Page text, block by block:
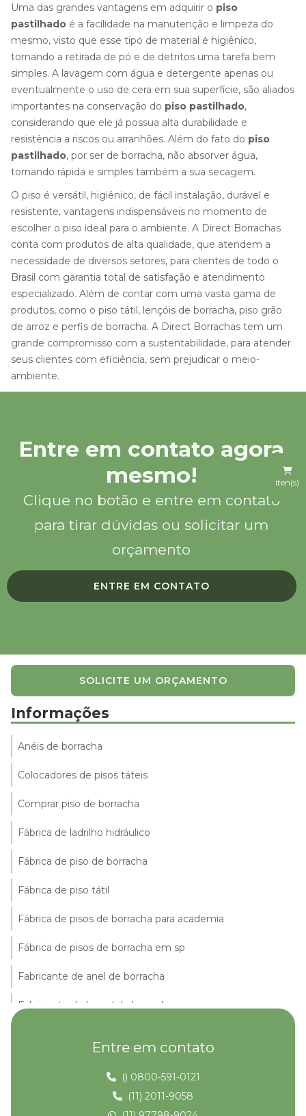
iten(s)
Uma das grandes vantagens em adquirir o piso
pastilhado é a facilidade na manutenção e limpeza do
mesmo, visto que esse tipo de material é higiênico,
tornando a retirada de pó e de detritos uma tarefa bem
simples. A lavagem com água e detergente apenas ou
eventualmente o uso de cera em sua superfície, são aliados
importantes na conservação do piso pastilhado,
considerando que ele já possua alta durabilidade e
resistência a riscos ou arranhões. Além do fato do piso
pastilhado, por ser de borracha, não absorver água,
tornando rápida e simples também a sua secagem.
O piso é versátil, higiênico, de fácil instalação, durável e
resistente, vantagens indispensáveis no momento de
escolher o piso ideal para o ambiente. A Direct Borrachas
conta com produtos de alta qualidade, que atendem a
necessidade de diversos setores, para clientes de todo o
Brasil com garantia total de satisfação e atendimento
especializado. Além de contar com uma vasta gama de
produtos, como o piso tátil, lençóis de borracha, piso grão
de arroz e perfis de borracha. A Direct Borrachas tem um
grande compromisso com a sustentabilidade, para atender
seus clientes com eficiência, sem prejudicar o meio-
ambiente.
Entre em contato agora
mesmo!
Clique no botão e entre em contato
para tirar dúvidas ou solicitar um
orçamento
ENTRE EM CONTATO
SOLICITE UM ORÇAMENTO
Informações
Anéis de borracha
Colocadores de pisos táteis
Comprar piso de borracha
Fábrica de ladrilho hidráulico
Fábrica de piso de borracha
Fábrica de piso tátil
Fábrica de pisos de borracha para academia
Fábrica de pisos de borracha em sp
Fabricante de anel de borracha
Fabricante de lençol de borracha
Fabricante de piso pastilhado
Entre em contato
() 0800-591-0121
(11) 2011-9058